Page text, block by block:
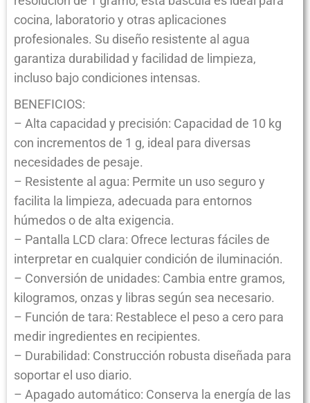
cocina, laboratorio y otras aplicaciones
profesionales. Su diseño resistente al agua
garantiza durabilidad y facilidad de limpieza,
incluso bajo condiciones intensas.
BENEFICIOS:
– Alta capacidad y precisión: Capacidad de 10 kg
con incrementos de 1 g, ideal para diversas
necesidades de pesaje.
– Resistente al agua: Permite un uso seguro y
facilita la limpieza, adecuada para entornos
húmedos o de alta exigencia.
– Pantalla LCD clara: Ofrece lecturas fáciles de
interpretar en cualquier condición de iluminación.
– Conversión de unidades: Cambia entre gramos,
kilogramos, onzas y libras según sea necesario.
– Función de tara: Restablece el peso a cero para
medir ingredientes en recipientes.
– Durabilidad: Construcción robusta diseñada para
soportar el uso diario.
– Apagado automático: Conserva la energía de las